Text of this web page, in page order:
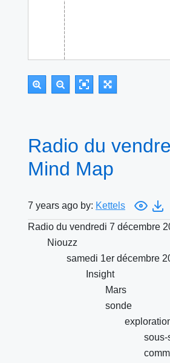
Radio du
Mind Map
7 years ago by: Kettels
Radio du vendredi 7 décembre
Niouzz
samedi 1er décembre
Insight
Mars
sonde
sous-